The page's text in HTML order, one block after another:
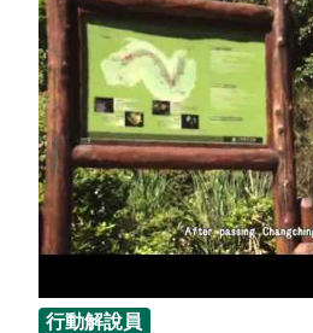
行動解說員